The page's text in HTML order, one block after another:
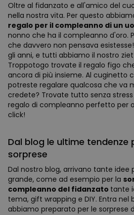
Oltre al fidanzato e all'amico del
nella nostra vita. Per questo
regalo per il compleanno di un
nonno che ha il compleanno d'oro.
che davvero non pensava
gli anni, e tutti abbiamo il nostro
Troppotogo trovate il regalo figo
ancora di più insieme. Al cuginetto
potreste regalare qualcosa che va
credete? Trovate tutto senza stress
regalo di compleanno perfetto per
click!
Dal blog le ultime tendenze
sorprese
Dal nostro blog, arrivano tante idee
grande, come ad esempio per la
compleanno del fidanzato tante
tema, gift wrapping e DIY. Entra nel
abbiamo preparato per le sorprese